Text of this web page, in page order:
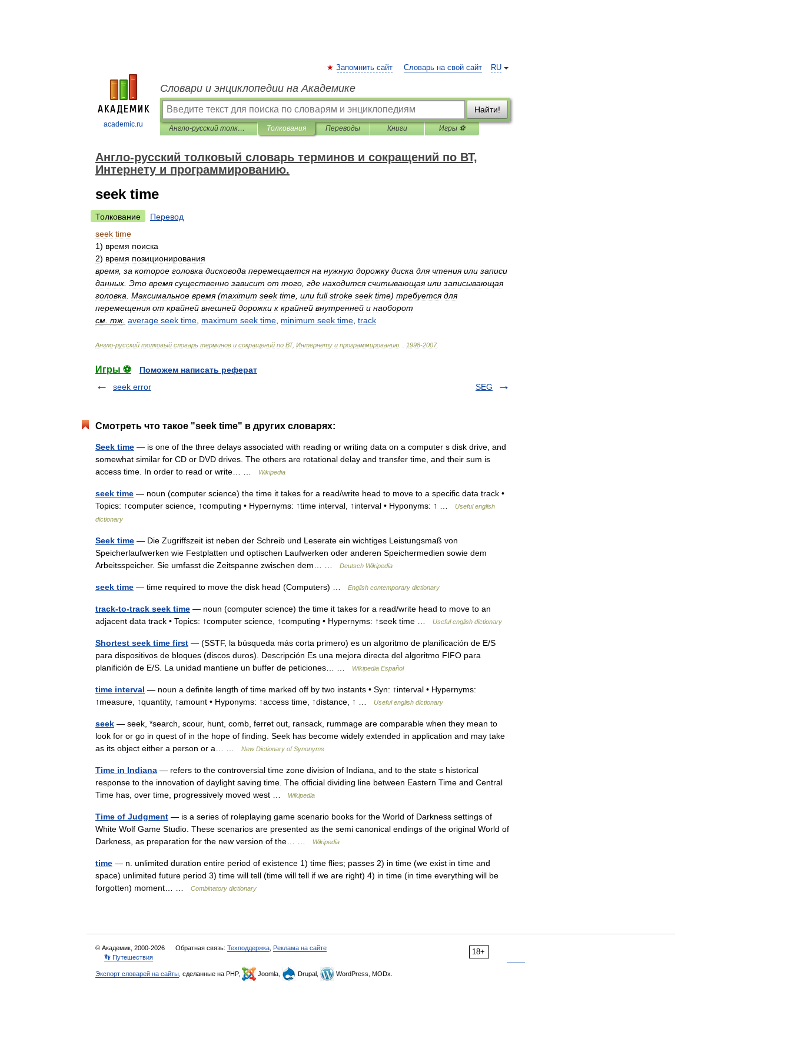
academic.ru
RU
Запомнить сайт Словарь на свой сайт
Словари и энциклопедии на Академике
Найти!
Англо-русский толковый словарь терминов и сокращений по ВТ, Интернету и программированию. Толкования Переводы Книги Игры ⚽
Англо-русский толковый словарь терминов и сокращений по ВТ,
Интернету и программированию.
seek time
Толкование
Перевод
seek time
1) время поиска
2) время позиционирования
время, за которое головка дисковода перемещается на нужную дорожку диска для чтения или записи
данных Это время существенно зависит от того где находится считывающая или записывающая
головка Максимальное время(maximum seek time или full stroke seek time) требуется для
перемещения от крайней внешней дорожки к крайней внутренней и наоборот
см тж average seek time maximum seek time minimum seek time track
Англо-русский толковый словарь терминов и сокращений по ВТ, Интернету и программированию 1998-2007.
Игры ⚽
Поможем написать реферат
seek error
SEG
Смотреть что такое "seek time" в других словарях:
Seek time — is one of the three delays associated with reading or writing data on a computer s disk drive, and
somewhat similar for CD or DVD drives. The others are rotational delay and transfer time, and their sum is
access time. In order to read or write… …
Wikipedia
seek time — noun (computer science) the time it takes for a read/write head to move to a specific data track •
Topics: ↑computer science, ↑computing • Hypernyms: ↑time interval, ↑interval • Hyponyms: ↑ …
Useful english
dictionary
Seek time — Die Zugriffszeit ist neben der Schreib und Leserate ein wichtiges Leistungsmaß von
Speicherlaufwerken wie Festplatten und optischen Laufwerken oder anderen Speichermedien sowie dem
Arbeitsspeicher. Sie umfasst die Zeitspanne zwischen dem… …
Deutsch Wikipedia
seek time — time required to move the disk head (Computers) … English contemporary dictionary
track-to-track seek time — noun (computer science) the time it takes for a read/write head to move to an
adjacent data track • Topics: ↑computer science, ↑computing • Hypernyms: ↑seek time …
Useful english dictionary
Shortest seek time first — (SSTF, la búsqueda más corta primero) es un algoritmo de planificación de E/S
para dispositivos de bloques (discos duros). Descripción Es una mejora directa del algoritmo FIFO para
planifición de E/S. La unidad mantiene un buffer de peticiones… …
Wikipedia Español
time interval — noun a definite length of time marked off by two instants • Syn: ↑interval • Hypernyms:
↑measure, ↑quantity, ↑amount • Hyponyms: ↑access time, ↑distance, ↑ …
Useful english dictionary
seek — seek, *search, scour, hunt, comb, ferret out, ransack, rummage are comparable when they mean to
look for or go in quest of in the hope of finding. Seek has become widely extended in application and may take
as its object either a person or a… …
New Dictionary of Synonyms
Time in Indiana — refers to the controversial time zone division of Indiana, and to the state s historical
response to the innovation of daylight saving time. The official dividing line between Eastern Time and Central
Time has, over time, progressively moved west …
Wikipedia
Time of Judgment — is a series of roleplaying game scenario books for the World of Darkness settings of
White Wolf Game Studio. These scenarios are presented as the semi canonical endings of the original World of
Darkness, as preparation for the new version of the… …
Wikipedia
time — n. unlimited duration entire period of existence 1) time flies; passes 2) in time (we exist in time and
space) unlimited future period 3) time will tell (time will tell if we are right) 4) in time (in time everything will be
forgotten) moment… …
Combinatory dictionary
18+
© Академик, 2000-2026 Обратная связь: Техподдержка Реклама на сайте
👣 Путешествия
Экспорт словарей на сайты , сделанные на PHP, Joomla, Drupal, WordPress, MODx.